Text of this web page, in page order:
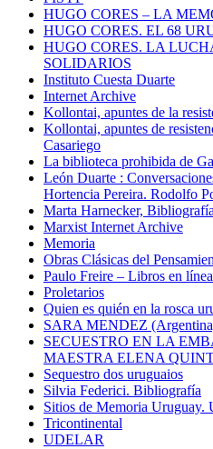
HUGO CORES – LA
HUGO CORES. EL 68
HUGO CORES. LA
SOLIDARIOS
Instituto Cuesta Duarte
Internet Archive
Kollontai, apuntes de la
Kollontai, apuntes de
Casariego
La biblioteca prohibida de
León Duarte :
Hortencia Pereira. Rodolfo
Marta Harnecker,
Marxist Internet Archive
Memoria
Obras Clásicas del
Paulo Freire – Libros en línea
Proletarios
Quien es quién en la rosca
SARA MENDEZ
SECUESTRO EN LA
MAESTRA ELENA
Sequestro dos uruguaios
Silvia Federici. Bibliografía
Sitios de Memoria Uruguay.
Tricontinental
UDELAR